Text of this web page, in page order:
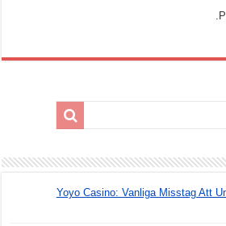
Yoyo Casino: Vanliga Misstag Att